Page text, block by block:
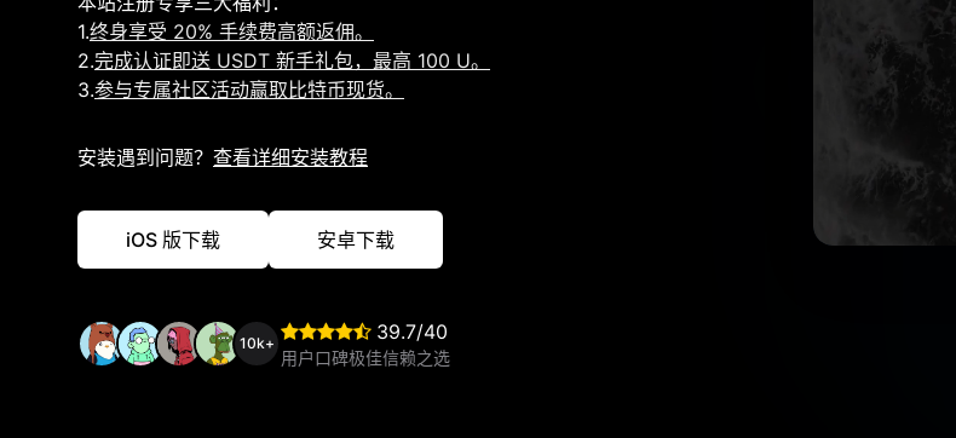
1.终身享受 20% 手续费高额返佣。
2.完成认证即送 USDT 新手礼包，最高 100 U。
3.参与专属社区活动赢取比特币现货。
安装遇到问题？ 查看详细安装教程
iOS 版下载 安卓下载
10k+ 39.7/40
用户口碑极佳信赖之选